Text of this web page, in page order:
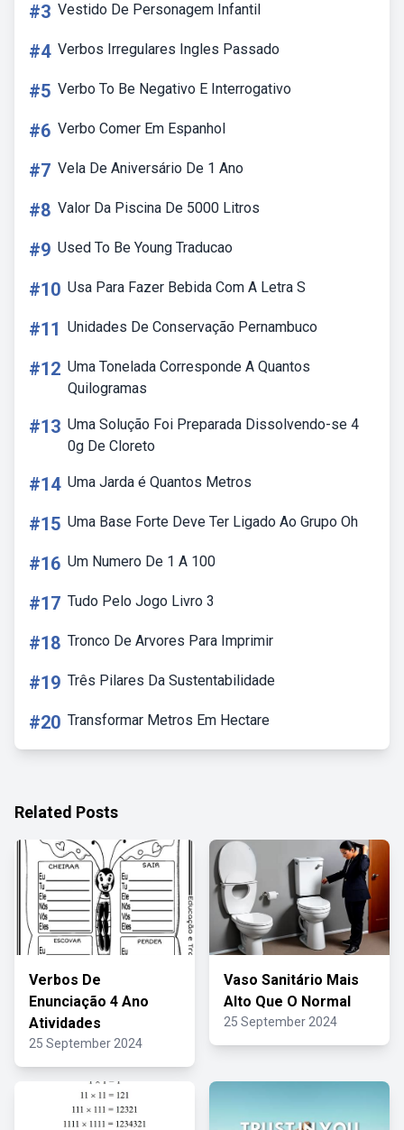
#3 Vestido De Personagem Infantil
#4 Verbos Irregulares Ingles Passado
#5 Verbo To Be Negativo E Interrogativo
#6 Verbo Comer Em Espanhol
#7 Vela De Aniversário De 1 Ano
#8 Valor Da Piscina De 5000 Litros
#9 Used To Be Young Traducao
#10 Usa Para Fazer Bebida Com A Letra S
#11 Unidades De Conservação Pernambuco
#12 Uma Tonelada Corresponde A Quantos
Quilogramas
#13 Uma Solução Foi Preparada Dissolvendo-se 4
0g De Cloreto
#14 Uma Jarda é Quantos Metros
#15 Uma Base Forte Deve Ter Ligado Ao Grupo Oh
#16 Um Numero De 1 A 100
#17 Tudo Pelo Jogo Livro 3
#18 Tronco De Arvores Para Imprimir
#19 Três Pilares Da Sustentabilidade
#20 Transformar Metros Em Hectare
Related Posts
Verbos De
Enunciação 4 Ano
Atividades
25 September 2024
Vaso Sanitário Mais
Alto Que O Normal
25 September 2024